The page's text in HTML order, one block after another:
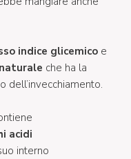
indice glicemico e
che ha la
dell’invecchiamento.
acidi
interno